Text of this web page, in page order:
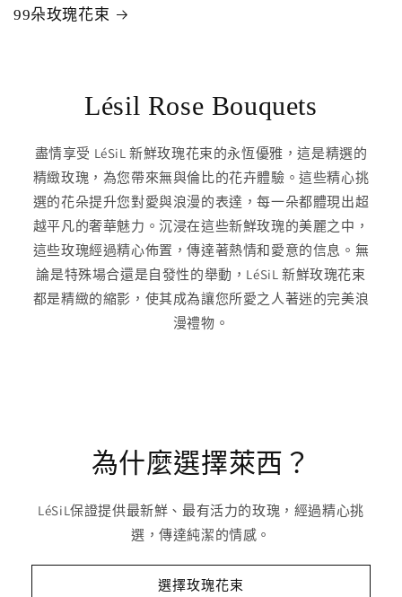
99朵玫瑰花束
Lésil Rose Bouquets
盡情享受 LéSiL 新鮮玫瑰花束的永恆優雅，這是精選的
精緻玫瑰，為您帶來無與倫比的花卉體驗。這些精心挑
選的花朵提升您對愛與浪漫的表達，每一朵都體現出超
越平凡的奢華魅力。沉浸在這些新鮮玫瑰的美麗之中，
這些玫瑰經過精心佈置，傳達著熱情和愛意的信息。無
論是特殊場合還是自發性的舉動，LéSiL 新鮮玫瑰花束
都是精緻的縮影，使其成為讓您所愛之人著迷的完美浪
漫禮物。
為什麼選擇萊西？
LéSiL保證提供最新鮮、最有活力的玫瑰，經過精心挑
選，傳達純潔的情感。
選擇玫瑰花束